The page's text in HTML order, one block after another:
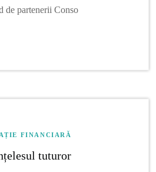
de partenerii Conso
FINANCIARĂ
tuturor